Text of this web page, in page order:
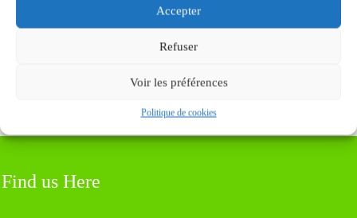
Accepter
Refuser
Voir les préférences
Politique de cookies
Soumettez le commentaire
Find us Here